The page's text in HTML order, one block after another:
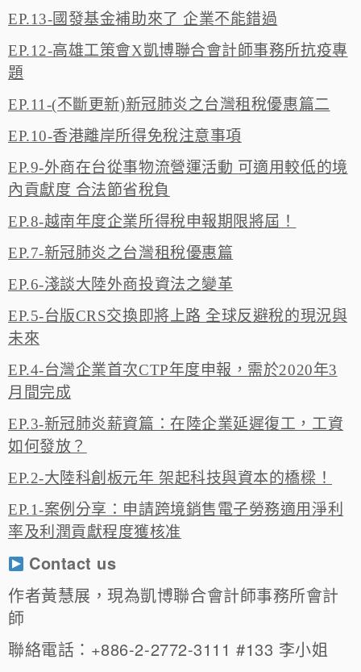
EP.13-國發基金補助來了 企業不能錯過
EP.12-高雄工策會X凱博聯合會計師事務所抗疫專
題
EP.11-(不斷更新)新冠肺炎之台灣租稅優惠篇二
EP.10-香港離岸所得免稅注意事項
EP.9-外商在台從事物流營運活動 可適用較低的境
內貢獻度 合法節省稅負
EP.8-越南年度企業所得稅申報期限將屆！
EP.7-新冠肺炎之台灣租稅優惠篇
EP.6-淺談大陸外商投資法之變革
EP.5-台版CRS交換即將上路 全球反避稅的現況與
未來
EP.4-台灣企業首次CTP年度申報，需於2020年3
月間完成
EP.3-新冠肺炎薪資篇：在陸企業延遲復工，工資
如何發放？
EP.2-大陸科創板元年 架起科技與資本的橋樑！
EP.1-案例分享：申請跨境銷售電子勞務適用淨利
率及利潤貢獻程度獲核准
Contact us
作者黃慧展，現為凱博聯合會計師事務所會計
師
聯絡電話：+886-2-2772-3111 #133 李小姐